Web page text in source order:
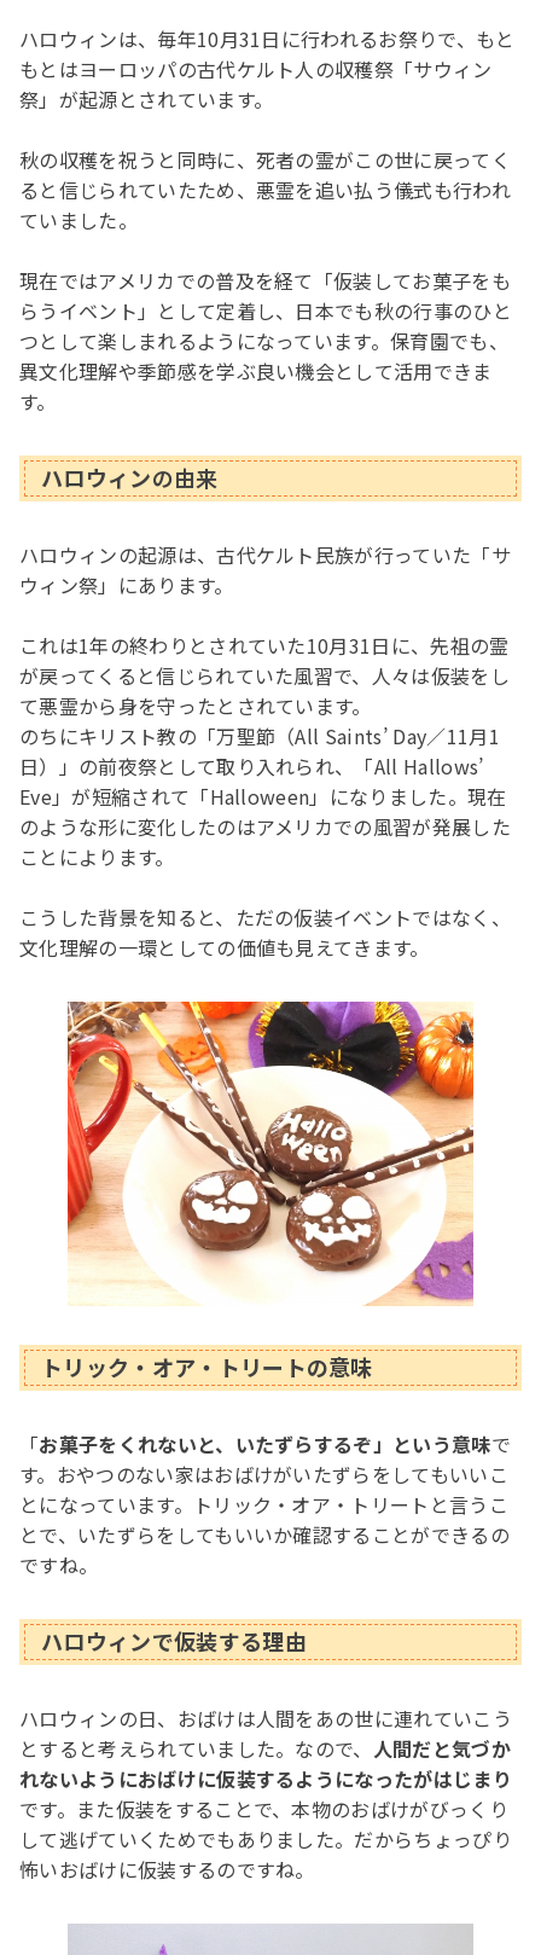
ハロウィンは、毎年10月31日に行われるお祭りで、もと
もとはヨーロッパの古代ケルト人の収穫祭「サウィン
祭」が起源とされています。
秋の収穫を祝うと同時に、死者の霊がこの世に戻ってく
ると信じられていたため、悪霊を追い払う儀式も行われ
ていました。
現在ではアメリカでの普及を経て「仮装してお菓子をも
らうイベント」として定着し、日本でも秋の行事のひと
つとして楽しまれるようになっています。保育園でも、
異文化理解や季節感を学ぶ良い機会として活用できま
す。
ハロウィンの由来
ハロウィンの起源は、古代ケルト民族が行っていた「サ
ウィン祭」にあります。
これは1年の終わりとされていた10月31日に、先祖の霊
が戻ってくると信じられていた風習で、人々は仮装をし
て悪霊から身を守ったとされています。
のちにキリスト教の「万聖節（All Saints’ Day／11月1
日）」の前夜祭として取り入れられ、「All Hallows’
Eve」が短縮されて「Halloween」になりました。現在
のような形に変化したのはアメリカでの風習が発展した
ことによります。
こうした背景を知ると、ただの仮装イベントではなく、
文化理解の一環としての価値も見えてきます。
トリック・オア・トリートの意味
「お菓子をくれないと、いたずらするぞ」という意味で
す。おやつのない家はおばけがいたずらをしてもいいこ
とになっています。トリック・オア・トリートと言うこ
とで、いたずらをしてもいいか確認することができるの
ですね。
ハロウィンで仮装する理由
ハロウィンの日、おばけは人間をあの世に連れていこう
とすると考えられていました。なので、 人間だと気づか
れないようにおばけに仮装するようになったがはじまり
です。また仮装をすることで、本物のおばけがびっくり
して逃げていくためでもありました。だからちょっぴり
怖いおばけに仮装するのですね。